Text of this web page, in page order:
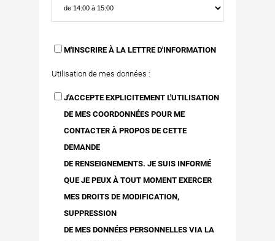
M'INSCRIRE À LA LETTRE D'INFORMATION
Utilisation de mes données :
J'ACCEPTE EXPLICITEMENT L'UTILISATION
DE MES COORDONNÉES POUR ME
CONTACTER À PROPOS DE CETTE
DEMANDE
DE RENSEIGNEMENTS. JE SUIS INFORMÉ
QUE JE PEUX À TOUT MOMENT EXERCER
MES DROITS DE MODIFICATION,
SUPPRESSION
DE MES DONNÉES PERSONNELLES VIA LA